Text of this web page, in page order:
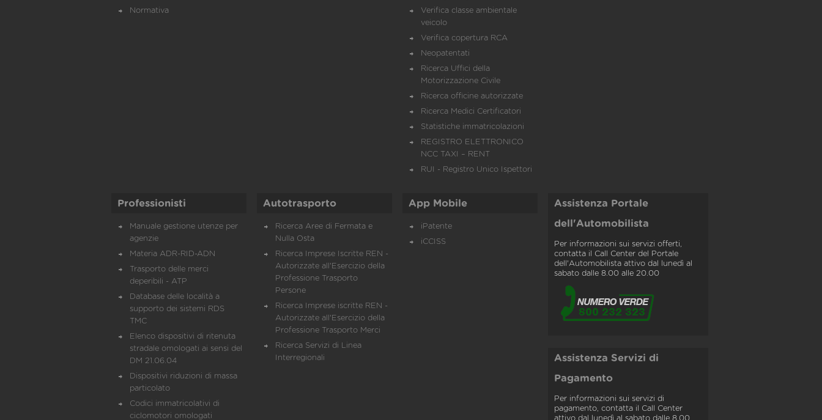
Normativa
Verifica classe ambientale
veicolo
Verifica copertura RCA
Neopatentati
Ricerca Uffici della
Motorizzazione Civile
Ricerca officine autorizzate
Ricerca Medici Certificatori
Statistiche immatricolazioni
REGISTRO ELETTRONICO
NCC TAXI – RENT
RUI - Registro Unico Ispettori
Professionisti
Manuale gestione utenze per
agenzie
Materia ADR-RID-ADN
Trasporto delle merci
deperibili - ATP
Database delle località a
supporto dei sistemi RDS
TMC
Elenco dispositivi di ritenuta
stradale omologati ai sensi del
DM 21.06.04
Dispositivi riduzioni di massa
particolato
Codici immatricolativi di
ciclomotori omologati
Autotrasporto
Ricerca Aree di Fermata e
Nulla Osta
Ricerca Imprese Iscritte REN -
Autorizzate all'Esercizio della
Professione Trasporto
Persone
Ricerca Imprese iscritte REN -
Autorizzate all'Esercizio della
Professione Trasporto Merci
Ricerca Servizi di Linea
Interregionali
App Mobile
iPatente
iCCISS
Assistenza Portale
dell'Automobilista
Per informazioni sui servizi offerti,
contatta il Call Center del Portale
dell'Automobilista attivo dal lunedì al
sabato dalle 8.00 alle 20.00
Assistenza Servizi di
Pagamento
Per informazioni sui servizi di
pagamento, contatta il Call Center